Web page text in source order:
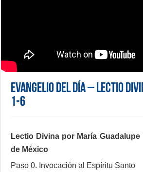
Evangelio del día – Lectio
1-6
Lectio Divina por María Guadalupe
de México
Paso 0. Invocación al Espíritu Santo